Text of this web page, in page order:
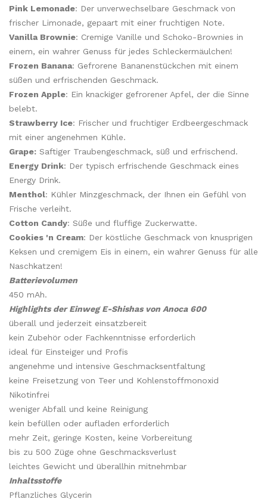
Pink Lemonade: Der unverwechselbare Geschmack von
frischer Limonade, gepaart mit einer fruchtigen Note.
Vanilla Brownie: Cremige Vanille und Schoko-Brownies in
einem, ein wahrer Genuss für jedes Schleckermäulchen!
Frozen Banana: Gefrorene Bananenstückchen mit einem
süßen und erfrischenden Geschmack.
Frozen Apple: Ein knackiger gefrorener Apfel, der die Sinne
belebt.
Strawberry Ice: Frischer und fruchtiger Erdbeergeschmack
mit einer angenehmen Kühle.
Grape: Saftiger Traubengeschmack, süß und erfrischend.
Energy Drink: Der typisch erfrischende Geschmack eines
Energy Drink.
Menthol: Kühler Minzgeschmack, der Ihnen ein Gefühl von
Frische verleiht.
Cotton Candy: Süße und fluffige Zuckerwatte.
Cookies 'n Cream: Der köstliche Geschmack von knusprigen
Keksen und cremigem Eis in einem, ein wahrer Genuss für alle
Naschkatzen!
Batterievolumen
450 mAh.
Highlights der Einweg E-Shishas von Anoca 600
überall und jederzeit einsatzbereit
kein Zubehör oder Fachkenntnisse erforderlich
ideal für Einsteiger und Profis
angenehme und intensive Geschmacksentfaltung
keine Freisetzung von Teer und Kohlenstoffmonoxid
Nikotinfrei
weniger Abfall und keine Reinigung
kein befüllen oder aufladen erforderlich
mehr Zeit, geringe Kosten, keine Vorbereitung
bis zu 500 Züge ohne Geschmacksverlust
leichtes Gewicht und überallhin mitnehmbar
Inhaltsstoffe
Pflanzliches Glycerin